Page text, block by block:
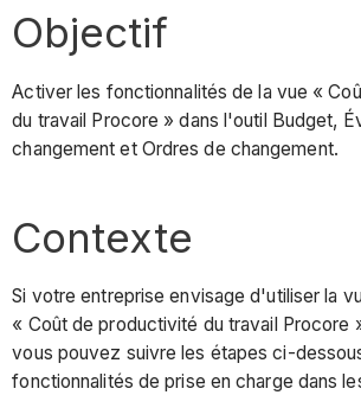
Objectif
Activer les fonctionnalités de la vue «
du travail Procore » dans l'outil Budget,
changement et Ordres de changement.
Contexte
Si votre entreprise envisage d'utiliser la
« Coût de productivité du travail Procore
vous pouvez suivre les étapes ci-
fonctionnalités de prise en charge dans